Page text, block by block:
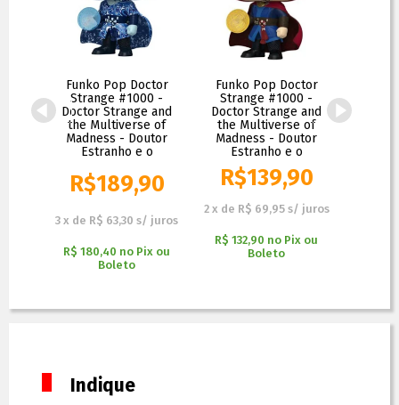
Funko Pop Doctor
Strange #1000 -
Doctor Strange and
the Multiverse of
Madness - Doutor
Estranho e o
199,90R$189,90
3 x de R$ 63,30 s/ juros
R$ 180,40 no Pix ou
Boleto
Funko Pop Doctor
Strange #1000 -
Doctor Strange and
the Multiverse of
Madness - Doutor
Estranho e o
R$139,90
2 x de R$ 69,95 s/ juros
R$ 132,90 no Pix ou
Boleto
Indique